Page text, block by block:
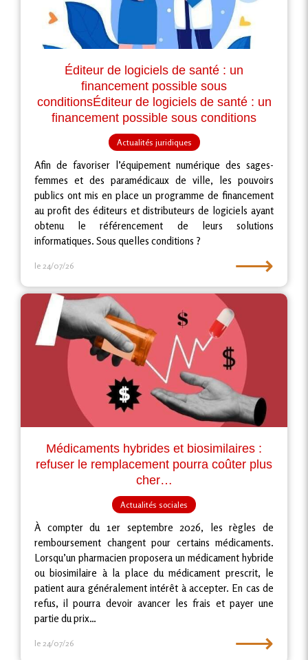
Éditeur de logiciels de santé : un
financement possible sous
conditionsÉditeur de logiciels de santé : un
financement possible sous conditions
Actualités juridiques
Afin de favoriser l’équipement numérique des sages-
femmes et des paramédicaux de ville, les pouvoirs
publics ont mis en place un programme de financement
au profit des éditeurs et distributeurs de logiciels ayant
obtenu le référencement de leurs solutions
informatiques. Sous quelles conditions ?
le 24/07/26 ⟶
Médicaments hybrides et biosimilaires :
refuser le remplacement pourra coûter plus
cher…
Actualités sociales
À compter du 1er septembre 2026, les règles de
remboursement changent pour certains médicaments.
Lorsqu’un pharmacien proposera un médicament hybride
ou biosimilaire à la place du médicament prescrit, le
patient aura généralement intérêt à accepter. En cas de
refus, il pourra devoir avancer les frais et payer une
partie du prix…
le 24/07/26 ⟶